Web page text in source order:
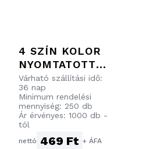
4 SZÍN KOLOR
NYOMTATOTT
RPET CÍMKÉS
KULCSTARTÓ
DUPLA
KULCSKARIKÁV
AL
Várható szállítási idő:
36 nap
Minimum rendelési
mennyiség: 250 db
Ár érvényes: 1000 db -
tól
nettó 469 Ft + ÁFA